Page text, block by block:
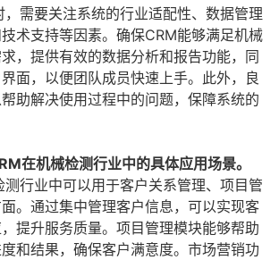
需要关注系统的行业适配性、数据管理
术支持等因素。确保CRM能够满足机械
，提供有效的数据分析和报告功能，同
面，以便团队成员快速上手。此外，良
助解决使用过程中的问题，保障系统的
在机械检测行业中的具体应用场景。
行业中可以用于客户关系管理、项目管
。通过集中管理客户信息，可以实现客
提升服务质量。项目管理模块能够帮助
和结果，确保客户满意度。市场营销功